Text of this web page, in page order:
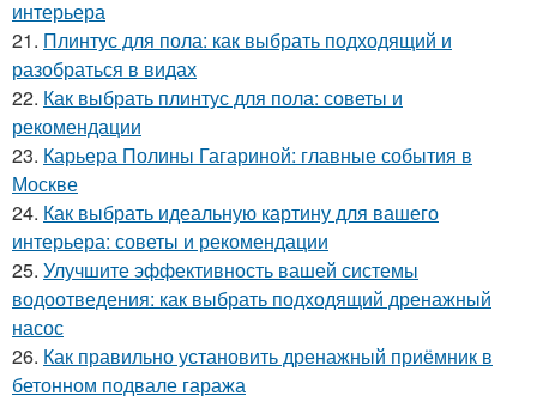
интерьера
21. Плинтус для пола: как выбрать подходящий и
разобраться в видах
22. Как выбрать плинтус для пола: советы и
рекомендации
23. Карьера Полины Гагариной: главные события в
Москве
24. Как выбрать идеальную картину для вашего
интерьера: советы и рекомендации
25. Улучшите эффективность вашей системы
водоотведения: как выбрать подходящий дренажный
насос
26. Как правильно установить дренажный приёмник в
бетонном подвале гаража